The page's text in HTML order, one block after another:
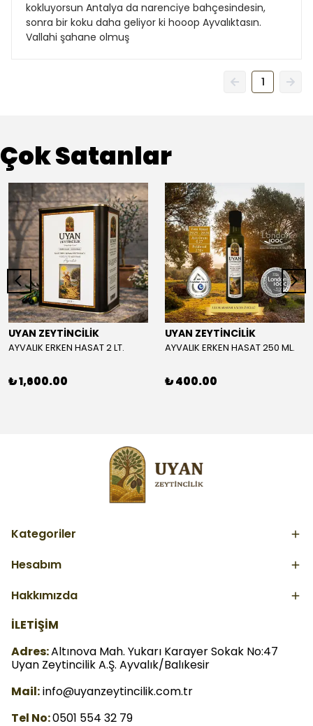
kokluyorsun Antalya da narenciye bahçesindesin,
sonra bir koku daha geliyor ki hooop Ayvalıktasın.
Vallahi şahane olmuş
1
Çok Satanlar
UYAN ZEYTİNCİLİK
AYVALIK ERKEN HASAT 2 LT.
₺ 1,600.00
UYAN ZEYTİNCİLİK
AYVALIK ERKEN HASAT 250 ML.
₺ 400.00
Kategoriler
Hesabım
Hakkımızda
İLETİŞİM
Adres:Altınova Mah. Yukarı Karayer Sokak No:47
Uyan Zeytincilik A.Ş. Ayvalık/Balıkesir
Mail:info@uyanzeytincilik.com.tr
Tel No:0501 554 32 79